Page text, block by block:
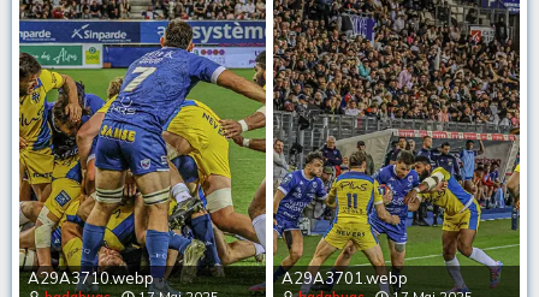
A29A3710.webp A29A3701.webp